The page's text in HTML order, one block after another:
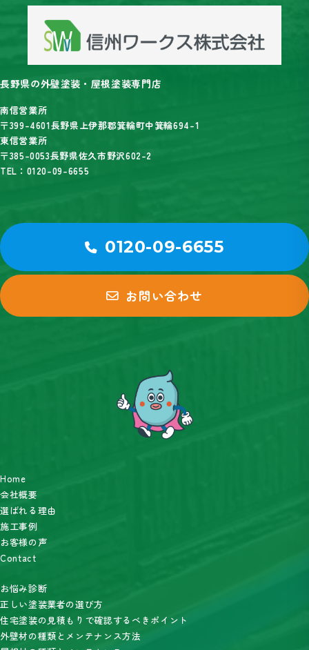
長野県の外壁塗装・屋根塗装専門店
南信営業所
〒399-4601長野県上伊那郡箕輪町中箕輪694-1
東信営業所
〒385-0053長野県佐久市野沢602-2
TEL：0120-09-6655
0120-09-6655
お問い合わせ
Home
会社概要
選ばれる理由
施工事例
お客様の声
Contact
お悩み診断
正しい塗装業者の選び方
住宅塗装の見積もりで確認するべきポイント
外壁材の種類とメンテナンス方法